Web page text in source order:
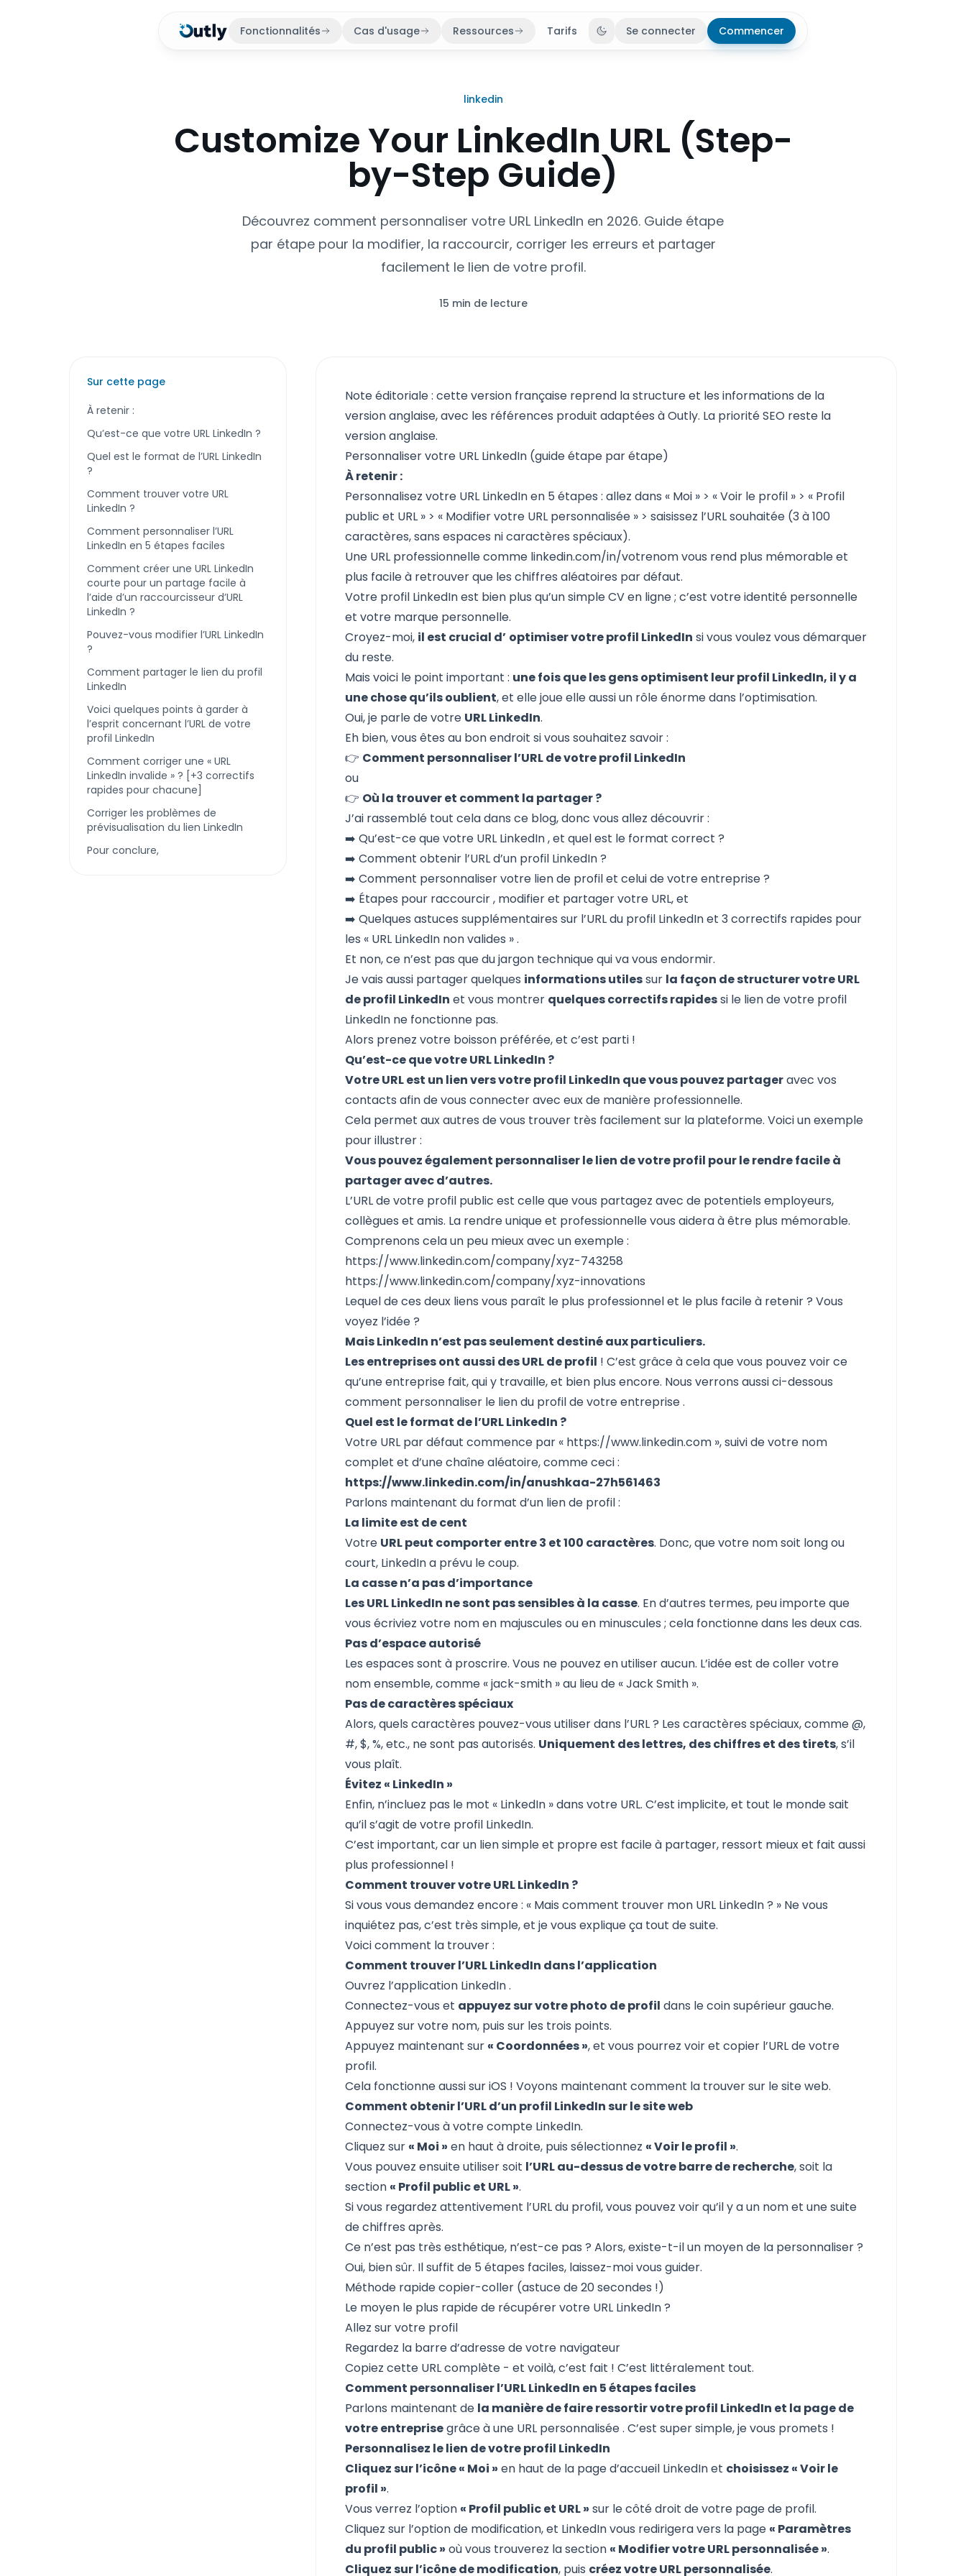
Fonctionnalités Cas d'usage Ressources Tarifs Basculer le thème
Se connecter Commencer
linkedin
Customize Your LinkedIn URL (Step-
by-Step Guide)
Découvrez comment personnaliser votre URL LinkedIn en 2026. Guide étape
par étape pour la modifier, la raccourcir, corriger les erreurs et partager
facilement le lien de votre profil.
15 min de lecture
Sur cette page
À retenir :
Qu’est-ce que votre URL LinkedIn ?
Quel est le format de l’URL LinkedIn
?
Comment trouver votre URL
LinkedIn ?
Comment personnaliser l’URL
LinkedIn en 5 étapes faciles
Comment créer une URL LinkedIn
courte pour un partage facile à
l’aide d’un raccourcisseur d’URL
LinkedIn ?
Pouvez-vous modifier l’URL LinkedIn
?
Comment partager le lien du profil
LinkedIn
Voici quelques points à garder à
l’esprit concernant l’URL de votre
profil LinkedIn
Comment corriger une « URL
LinkedIn invalide » ? [+3 correctifs
rapides pour chacune]
Corriger les problèmes de
prévisualisation du lien LinkedIn
Pour conclure,
Note éditoriale : cette version française reprend la structure et les informations de la
version anglaise, avec les références produit adaptées à Outly. La priorité SEO reste la
version anglaise.
Personnaliser votre URL LinkedIn (guide étape par étape)
À retenir :
Personnalisez votre URL LinkedIn en 5 étapes : allez dans « Moi » > « Voir le profil » > « Profil
public et URL » > « Modifier votre URL personnalisée » > saisissez l’URL souhaitée (3 à 100
caractères, sans espaces ni caractères spéciaux).
Une URL professionnelle comme linkedin.com/in/votrenom vous rend plus mémorable et
plus facile à retrouver que les chiffres aléatoires par défaut.
Votre profil LinkedIn est bien plus qu’un simple CV en ligne ; c’est votre identité personnelle
et votre marque personnelle.
Croyez-moi, il est crucial d’ optimiser votre profil LinkedIn si vous voulez vous démarquer
du reste.
Mais voici le point important : une fois que les gens optimisent leur profil LinkedIn, il y a
une chose qu’ils oublient, et elle joue elle aussi un rôle énorme dans l’optimisation.
Oui, je parle de votre URL LinkedIn.
Eh bien, vous êtes au bon endroit si vous souhaitez savoir :
👉 Comment personnaliser l’URL de votre profil LinkedIn
ou
👉 Où la trouver et comment la partager ?
J’ai rassemblé tout cela dans ce blog, donc vous allez découvrir :
➡️Qu’est-ce que votre URL LinkedIn, et quel est le format correct ?
➡️Comment obtenir l’URL d’un profil LinkedIn ?
➡️ Comment personnaliser votre lien de profil etcelui de votre entreprise?
➡️ Étapes pour raccourcir, modifieret partagervotre URL, et
➡️ Quelquesastuces supplémentaires sur l’URL du profil LinkedInet3 correctifs rapides pour
les « URL LinkedIn non valides ».
Et non, ce n’est pas que du jargon technique qui va vous endormir.
Je vais aussi partager quelques informations utilessur la façon de structurer votre URL
de profil LinkedIn et vous montrer quelques correctifs rapidessi le lien de votre profil
LinkedIn ne fonctionne pas.
Alors prenez votre boisson préférée, et c’est parti !
Qu’est-ce que votre URL LinkedIn ?
Votre URL est un lien vers votre profil LinkedIn que vous pouvez partageravec vos
contacts afin de vous connecter avec eux de manière professionnelle.
Cela permet aux autres de vous trouver très facilement sur la plateforme. Voici un exemple
pour illustrer :
Vous pouvez également personnaliser le lien de votre profil pour le rendre facile à
partager avec d’autres.
L’URL de votre profil public est celle que vous partagez avec de potentiels employeurs,
collègues et amis. La rendre unique et professionnelle vous aidera à être plus mémorable.
Comprenons cela un peu mieux avec un exemple :
https://www.linkedin.com/company/xyz-743258
https://www.linkedin.com/company/xyz-innovations
Lequel de ces deux liens vous paraît le plus professionnel et le plus facile à retenir ? Vous
voyez l’idée ?
Mais LinkedIn n’est pas seulement destiné aux particuliers.
Les entreprises ont aussi des URL de profil ! C’est grâce à cela que vous pouvez voir ce
qu’une entreprise fait, qui y travaille, et bien plus encore. Nous verrons aussi ci-dessous
comment personnaliser le lien du profil de votre entreprise.
Quel est le format de l’URL LinkedIn ?
Votre URL par défaut commence par « https://www.linkedin.com », suivi de votre nom
complet et d’une chaîne aléatoire, comme ceci :
https://www.linkedin.com/in/anushkaa-27h561463
Parlons maintenant du format d’un lien de profil :
La limite est de cent
Votre URL peut comporter entre 3 et 100 caractères. Donc, que votre nom soit long ou
court, LinkedIn a prévu le coup.
La casse n’a pas d’importance
Les URL LinkedIn ne sont pas sensibles à la casse. En d’autres termes, peu importe que
vous écriviez votre nom en majuscules ou en minuscules ; cela fonctionne dans les deux cas.
Pas d’espace autorisé
Les espaces sont à proscrire. Vous ne pouvez en utiliser aucun. L’idée est de coller votre
nom ensemble, comme « jack-smith » au lieu de « Jack Smith ».
Pas de caractères spéciaux
Alors, quels caractères pouvez-vous utiliser dans l’URL ? Les caractères spéciaux, comme @,
#, $, %, etc., ne sont pas autorisés. Uniquement des lettres, des chiffres et des tirets, s’il
vous plaît.
Évitez « LinkedIn »
Enfin, n’incluez pas le mot « LinkedIn » dans votre URL. C’est implicite, et tout le monde sait
qu’il s’agit de votre profil LinkedIn.
C’est important, car un lien simple et propre est facile à partager, ressort mieux et fait aussi
plus professionnel !
Comment trouver votre URL LinkedIn ?
Si vous vous demandez encore : « Mais comment trouver mon URL LinkedIn ? » Ne vous
inquiétez pas, c’est très simple, et je vous explique ça tout de suite.
Voici comment la trouver :
Comment trouver l’URL LinkedIn dans l’application
Ouvrez l’application LinkedIn.
Connectez-vous et appuyez sur votre photo de profil dans le coin supérieur gauche.
Appuyez sur votre nom, puis sur les trois points.
Appuyez maintenant sur « Coordonnées », et vous pourrez voir et copier l’URL de votre
profil.
Cela fonctionne aussi sur iOS ! Voyons maintenant comment la trouver sur le site web.
Comment obtenir l’URL d’un profil LinkedIn sur le site web
Connectez-vous à votre compte LinkedIn.
Cliquez sur « Moi » en haut à droite, puis sélectionnez « Voir le profil ».
Vous pouvez ensuite utiliser soit l’URL au-dessus de votre barre de recherche, soit la
section « Profil public et URL ».
Si vous regardez attentivement l’URL du profil, vous pouvez voir qu’il y a un nom et une suite
de chiffres après.
Ce n’est pas très esthétique, n’est-ce pas ? Alors, existe-t-il un moyen de la personnaliser ?
Oui, bien sûr. Il suffit de 5 étapes faciles, laissez-moi vous guider.
Méthode rapide copier-coller (astuce de 20 secondes !)
Le moyen le plus rapide de récupérer votre URL LinkedIn ?
Allez sur votre profil
Regardez la barre d’adresse de votre navigateur
Copiez cette URL complète - et voilà, c’est fait ! C’est littéralement tout.
Comment personnaliser l’URL LinkedIn en 5 étapes faciles
Parlons maintenant de la manière de faire ressortir votre profil LinkedIn et la page de
votre entreprisegrâce à une URL personnalisée. C’est super simple, je vous promets !
Personnalisez le lien de votre profil LinkedIn
Cliquez sur l’icône « Moi » en haut de la page d’accueil LinkedIn et choisissez « Voir le
profil ».
Vous verrez l’option « Profil public et URL » sur le côté droit de votre page de profil.
Cliquez sur l’option de modification, et LinkedIn vous redirigera vers la page « Paramètres
du profil public » où vous trouverez la section « Modifier votre URL personnalisée ».
Cliquez sur l’icône de modification, puis créez votre URL personnalisée.